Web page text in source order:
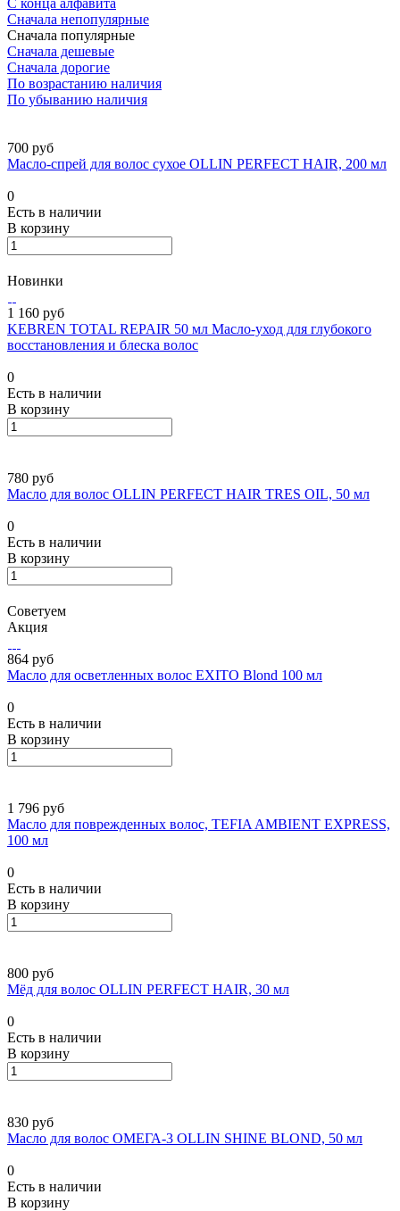
Сначала непопулярные
Сначала популярные
Сначала дешевые
Сначала дорогие
По возрастанию наличия
По убыванию наличия
700 руб
Масло-спрей для волос сухое OLLIN PERFECT HAIR, 200 мл
0
Есть в наличии
В корзину
Новинки
1 160 руб
KEBREN TOTAL REPAIR 50 мл Масло-уход для глубокого
восстановления и блеска волос
0
Есть в наличии
В корзину
780 руб
Масло для волос OLLIN PERFECT HAIR TRES OIL, 50 мл
0
Есть в наличии
В корзину
Советуем
Акция
864 руб
Масло для осветленных волос EXITO Blond 100 мл
0
Есть в наличии
В корзину
1 796 руб
Масло для поврежденных волос, TEFIA AMBIENT EXPRESS,
100 мл
0
Есть в наличии
В корзину
800 руб
Мёд для волос OLLIN PERFECT HAIR, 30 мл
0
Есть в наличии
В корзину
830 руб
Масло для волос ОМЕГА-3 OLLIN SHINE BLOND, 50 мл
0
Есть в наличии
В корзину